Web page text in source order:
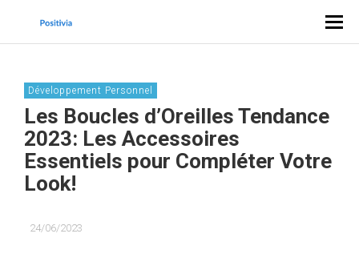
Développement Personnel
Les Boucles d’Oreilles Tendance
2023: Les Accessoires
Essentiels pour Compléter Votre
Look!
24/06/2023